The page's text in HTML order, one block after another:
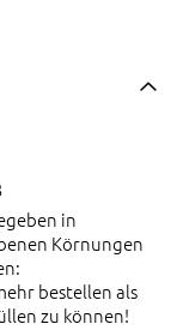
in
Körnungen
bestellen als
zu können!